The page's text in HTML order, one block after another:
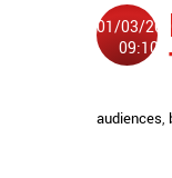
01/03/
09:10
audiences,